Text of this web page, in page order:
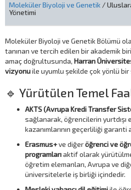
Moleküler Biyoloji ve Genetik /
Yönetimi
Moleküler Biyoloji ve Genetik Bölümü
tanınan ve tercih edilen bir akademik
amaç doğrultusunda, Harran
vizyonuile uyumlu şekilde çok yönlü
🔹 Yürütülen Temel
AKTS (Avrupa Kredi Transfer
sağlanarak, öğrencilerin yurtdışı
kazanımlarının geçerliliği garanti
Erasmus+ve diğeröğrenci ve
programlarıaktif olarak
öğretim elemanları, Avrupa ve
üniversitelerle iş birliği içindedir.